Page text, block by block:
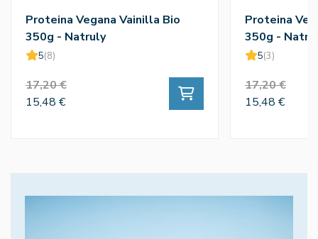
Proteina Vegana Vainilla Bio
350g - Natruly
5(8)
17,20 €
15,48 €
Proteina
350g -
5(3)
17,20 €
15,48 €